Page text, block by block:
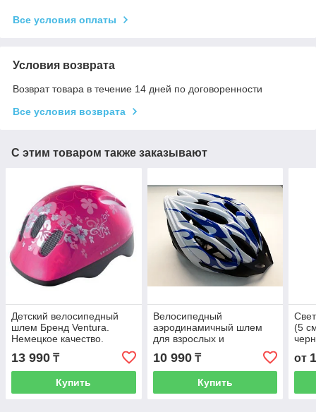
Все условия оплаты
Условия возврата
Возврат товара в течение 14 дней по договоренности
Все условия возврата
С этим товаром также заказывают
Детский велосипедный
шлем Бренд Ventura.
Немецкое качество.
Рассрочка. Kaspi RED
13 990 ₸
Купить
Велосипедный
аэродинамичный шлем
для взрослых и
Kaspi RED
10 990₸
Купить
(5
от